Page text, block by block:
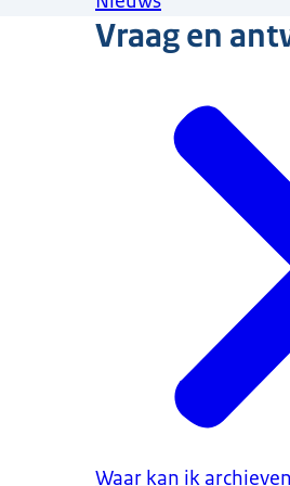
Vraag en
Waar kan ik